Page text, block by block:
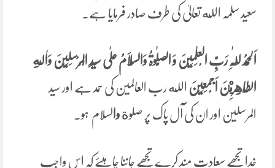
سعید سلمہ الله تعالیٰ کی طرف صادر فرمایا ہے۔
اَلْحَمْدُ لِلّٰہِ رَبِّ الْعٰلَمِیْنَ وَ الصَّلٰوۃُ وَالسَّلَامُ علٰی سَیِّدِ الْمُرْسَلِیْنَ وَاٰلِهِ
الطَّاهِرِيْنَ اَجْمَعِیْنَ الله رب العالمین کی حمد ہے اور سید
المرسلین اور ان کی آل پاک پر صلوة والسلام ہو۔
خداتجھے سعادت مند کرےتجھے جاننا چاہیئے کہ اس واجب